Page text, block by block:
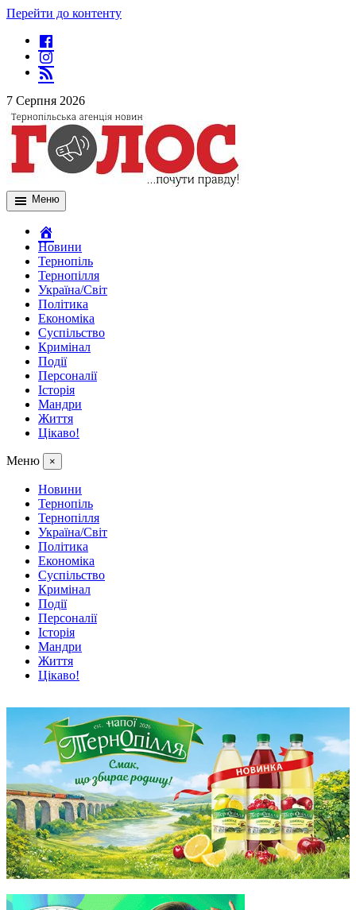
Перейти до контенту
7 Серпня 2026
Меню
Новини
Тернопіль
Тернопілля
Україна/Світ
Політика
Економіка
Суспільство
Кримінал
Події
Персоналії
Історія
Мандри
Життя
Цікаво!
Меню ×
Новини
Тернопіль
Тернопілля
Україна/Світ
Політика
Економіка
Суспільство
Кримінал
Події
Персоналії
Історія
Мандри
Життя
Цікаво!